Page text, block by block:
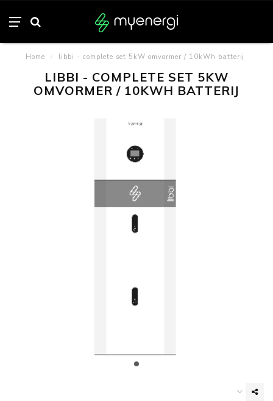
Home / libbi - complete set 5kW omvormer / 10kWh batterij
LIBBI - COMPLETE SET 5KW
OMVORMER / 10KWH BATTERIJ